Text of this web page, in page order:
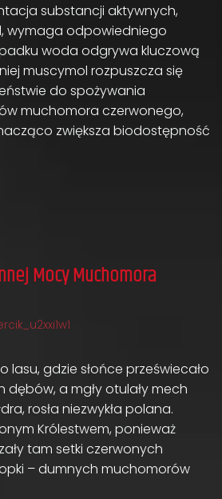
substancji aktywnych,
wymaga odpowiedniego
woda odgrywa kluczową
muscymol rozpuszcza się
do spożywania
muchomora czerwonego,
zwiększa biodostępność
Mocy Muchomora
lasu, gdzie słońce przeświecało
dębów, a mgły otulały mech
rosła niezwykła polana.
Królestwem, ponieważ
tam setki czerwonych
– dumnych muchomorów